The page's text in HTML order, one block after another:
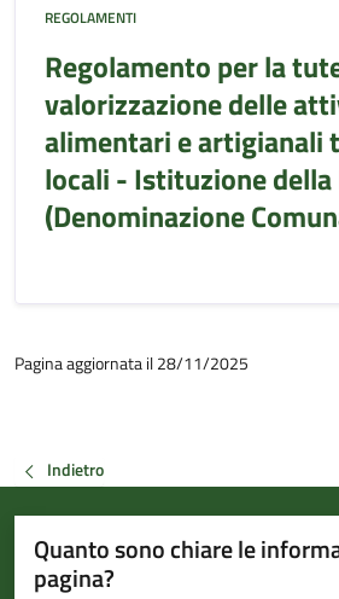
REGOLAMENTI
Regolamento per la
valorizzazione delle
alimentari e artigianali
locali - Istituzione della
(Denominazione
Pagina aggiornata il 28/11/2025
Indietro
Quanto sono chiare le
pagina?